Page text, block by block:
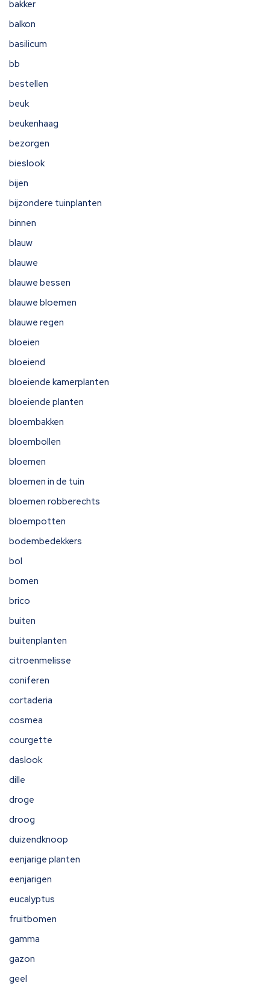
bakker
balkon
basilicum
bb
bestellen
beuk
beukenhaag
bezorgen
bieslook
bijen
bijzondere tuinplanten
binnen
blauw
blauwe
blauwe bessen
blauwe bloemen
blauwe regen
bloeien
bloeiend
bloeiende kamerplanten
bloeiende planten
bloembakken
bloembollen
bloemen
bloemen in de tuin
bloemen robberechts
bloempotten
bodembedekkers
bol
bomen
brico
buiten
buitenplanten
citroenmelisse
coniferen
cortaderia
cosmea
courgette
daslook
dille
droge
droog
duizendknoop
eenjarige planten
eenjarigen
eucalyptus
fruitbomen
gamma
gazon
geel